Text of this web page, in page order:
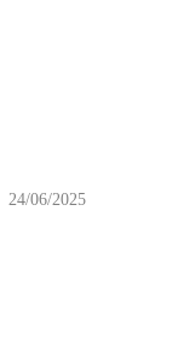
24/06/2025